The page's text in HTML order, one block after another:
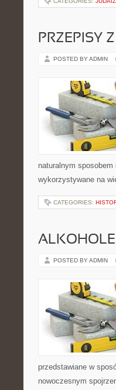
PRZEPISY
POSTED BY ADMIN
naturalnym
wykorzystywane na
CATEGORIES:
ALKOHOLE
POSTED BY ADMIN
przedstawiane w
nowoczesnym